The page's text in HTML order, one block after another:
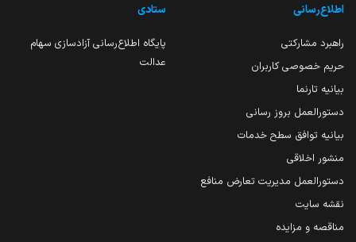
اطلاع‌رسانی
راهبرد مشارکتی
حریم خصوصی کاربران
بیانیه تارنما
دستورالعمل بروز رسانی
بیانیه توافق سطح خدمات
منشور اخلاقی
دستورالعمل مدیریت تعارض منافع
نقشه سایت
مناقصه و مزایده
ستادی
پایگاه اطلاع‌رسانی آزادسازی سهام
عدالت